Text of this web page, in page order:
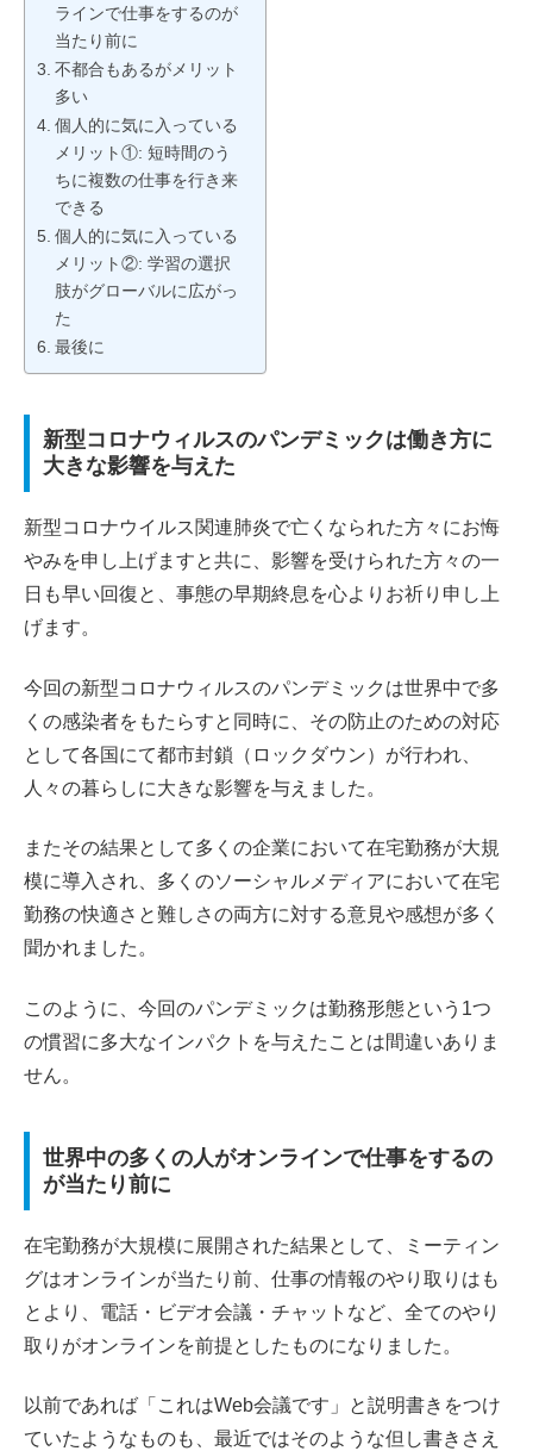
ラインで仕事をするのが
当たり前に
不都合もあるがメリット
多い
個人的に気に入っている
メリット①: 短時間のう
ちに複数の仕事を行き来
できる
個人的に気に入っている
メリット②: 学習の選択
肢がグローバルに広がっ
た
最後に
新型コロナウィルスのパンデミックは働き方に
大きな影響を与えた
新型コロナウイルス関連肺炎で亡くなられた方々にお悔
やみを申し上げますと共に、影響を受けられた方々の一
日も早い回復と、事態の早期終息を心よりお祈り申し上
げます。
今回の新型コロナウィルスのパンデミックは世界中で多
くの感染者をもたらすと同時に、その防止のための対応
として各国にて都市封鎖（ロックダウン）が行われ、
人々の暮らしに大きな影響を与えました。
またその結果として多くの企業において在宅勤務が大規
模に導入され、多くのソーシャルメディアにおいて在宅
勤務の快適さと難しさの両方に対する意見や感想が多く
聞かれました。
このように、今回のパンデミックは勤務形態という1つ
の慣習に多大なインパクトを与えたことは間違いありま
せん。
世界中の多くの人がオンラインで仕事をするの
が当たり前に
在宅勤務が大規模に展開された結果として、ミーティン
グはオンラインが当たり前、仕事の情報のやり取りはも
とより、電話・ビデオ会議・チャットなど、全てのやり
取りがオンラインを前提としたものになりました。
以前であれば「これはWeb会議です」と説明書きをつけ
ていたようなものも、最近ではそのような但し書きさえ